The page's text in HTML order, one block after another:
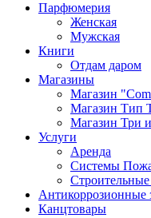
Парфюмерия
Женская
Мужская
Книги
Отдам даром
Магазины
Магазин
Магазин Тип
Магазин Три
Услуги
Аренда
Системы
Канцтовары